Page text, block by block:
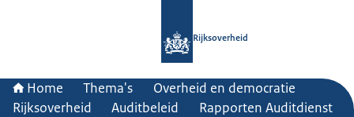
Rijksoverheid
Home Thema's
Overheid en democratie
Rijksoverheid
Auditbeleid
Rapporten Auditdienst